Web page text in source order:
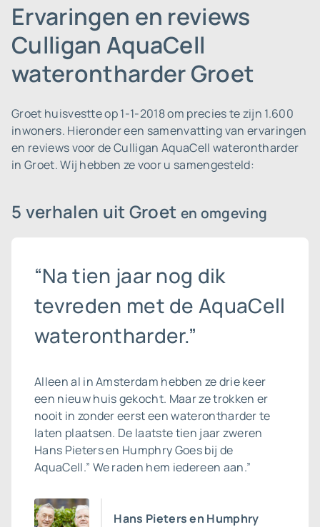
Ervaringen en reviews
Culligan AquaCell
waterontharder Groet
Groet huisvestte op 1-1-2018 om precies te zijn 1.600
inwoners. Hieronder een samenvatting van ervaringen
en reviews voor de Culligan AquaCell waterontharder
in Groet. Wij hebben ze voor u samengesteld:
5 verhalen uit Groet en omgeving
“Na tien jaar nog dik
tevreden met de AquaCell
waterontharder.”
Alleen al in Amsterdam hebben ze drie keer
een nieuw huis gekocht. Maar ze trokken er
nooit in zonder eerst een waterontharder te
laten plaatsen. De laatste tien jaar zweren
Hans Pieters en Humphry Goes bij de
AquaCell.” We raden hem iedereen aan.”
Hans Pieters en Humphry